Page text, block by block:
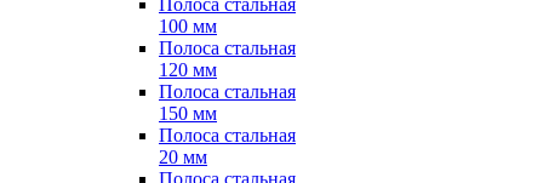
Полоса стальная
100 мм
Полоса стальная
120 мм
Полоса стальная
150 мм
Полоса стальная
20 мм
Полоса стальная